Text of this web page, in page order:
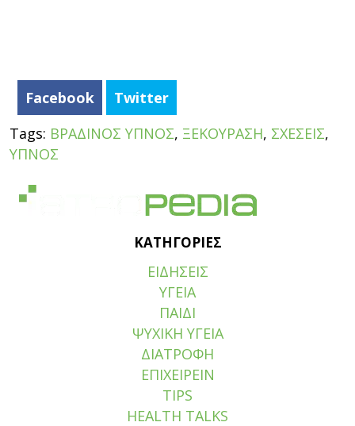
Facebook
Twitter
Tags: ΒΡΑΔΙΝΟΣ ΥΠΝΟΣ, ΞΕΚΟΥΡΑΣΗ, ΣΧΕΣΕΙΣ,
ΥΠΝΟΣ
ΚΑΤΗΓΟΡΙΕΣ
ΕΙΔΗΣΕΙΣ
ΥΓΕΙΑ
ΠΑΙΔΙ
ΨΥΧΙΚΗ ΥΓΕΙΑ
ΔΙΑΤΡΟΦΗ
ΕΠΙΧΕΙΡΕΙΝ
TIPS
HEALTH TALKS